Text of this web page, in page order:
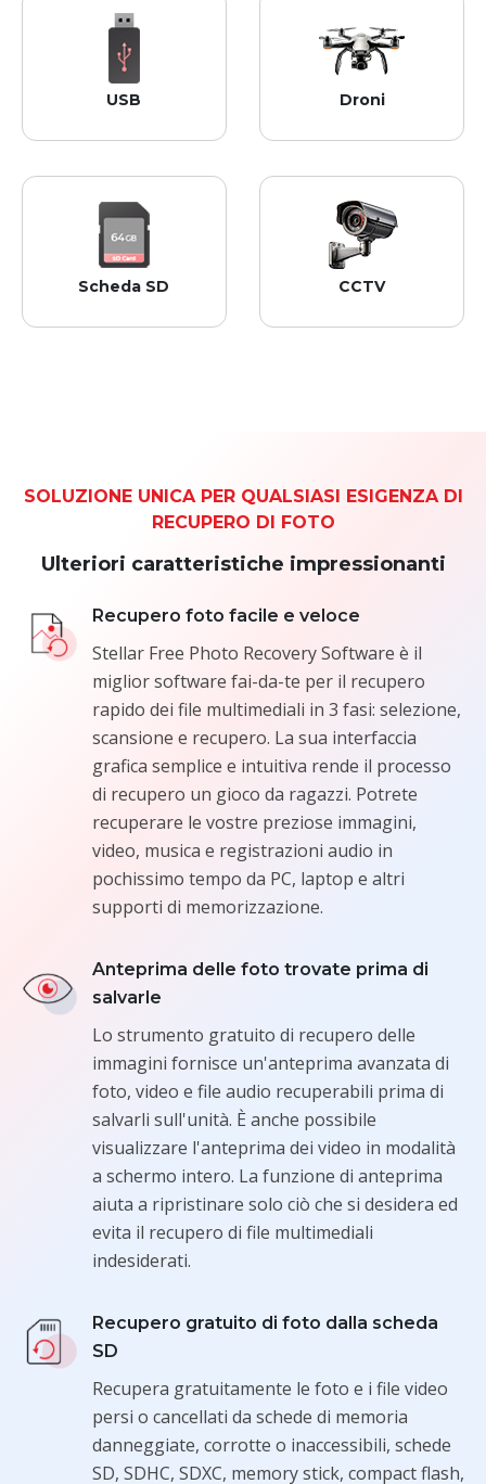
USB
principali marche di
Droni
marche di droni.
Scheda SD CCTV
SOLUZIONE UNICA PER QUALSIASI ESIGENZA DI
RECUPERO DI FOTO
Ulteriori caratteristiche impressionanti
Recupero foto facile e veloce
Stellar Free Photo Recovery Software è il
miglior software fai-da-te per il recupero
rapido dei file multimediali in 3 fasi: selezione,
scansione e recupero. La sua interfaccia
grafica semplice e intuitiva rende il processo
di recupero un gioco da ragazzi. Potrete
recuperare le vostre preziose immagini,
video, musica e registrazioni audio in
pochissimo tempo da PC, laptop e altri
supporti di memorizzazione.
Anteprima delle foto trovate prima di
salvarle
Lo strumento gratuito di recupero delle
immagini fornisce un'anteprima avanzata di
foto, video e file audio recuperabili prima di
salvarli sull'unità. È anche possibile
visualizzare l'anteprima dei video in modalità
a schermo intero. La funzione di anteprima
aiuta a ripristinare solo ciò che si desidera ed
evita il recupero di file multimediali
indesiderati.
Recupero gratuito di foto dalla scheda
SD
Recupera gratuitamente le foto e i file video
persi o cancellati da schede di memoria
danneggiate, corrotte o inaccessibili, schede
SD, SDHC, SDXC, memory stick, compact flash,